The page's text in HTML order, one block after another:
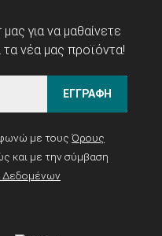
για να μαθαίνετε
νέα μας προϊόντα!
ΕΓΓΡΑΦΗ
με τους Όρους
και με την σύμβαση
Δεδομένων